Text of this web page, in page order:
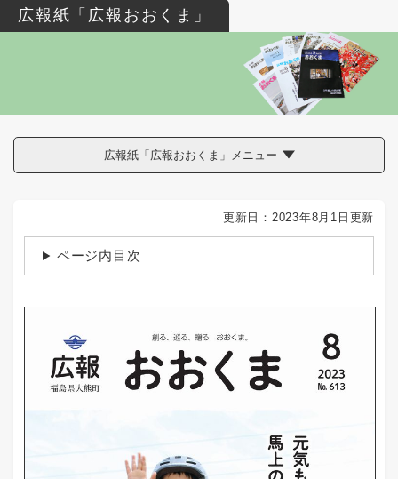
広報紙「広報おおくま」
広報紙「広報おおくま」メニュー
更新日：2023年8月1日更新
ページ内目次